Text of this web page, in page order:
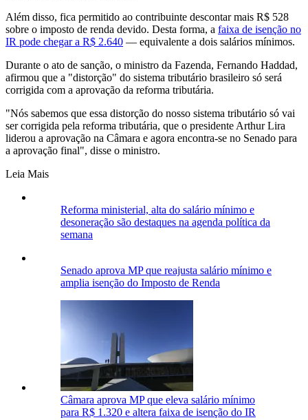
Além disso, fica permitido ao contribuinte descontar mais R$ 528
sobre o imposto de renda devido. Desta forma, a faixa de isenção no
IR pode chegar a R$ 2.640 — equivalente a dois salários mínimos.
Durante o ato de sanção, o ministro da Fazenda, Fernando Haddad,
afirmou que a "distorção" do sistema tributário brasileiro só será
corrigida com a aprovação da reforma tributária.
"Nós sabemos que essa distorção do nosso sistema tributário só vai
ser corrigida pela reforma tributária, que o presidente Arthur Lira
liderou a aprovação na Câmara e agora encontra-se no Senado para
a aprovação final", disse o ministro.
Leia Mais
Reforma ministerial, alta do salário mínimo e
desoneração são destaques na agenda política da
semana
Senado aprova MP que reajusta salário mínimo e
amplia isenção do Imposto de Renda
Câmara aprova MP que eleva salário mínimo
para R$ 1.320 e altera faixa de isenção do IR